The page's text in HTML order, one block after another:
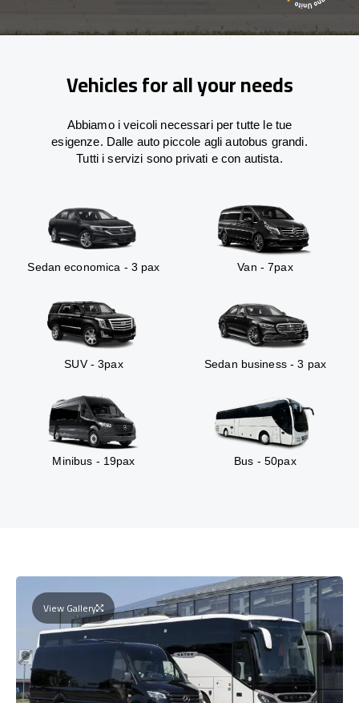
Vehicles for all your needs
Abbiamo i veicoli necessari per tutte le tue
esigenze. Dalle auto piccole agli autobus grandi.
Tutti i servizi sono privati e con autista.
Sedan economica - 3 pax Van - 7pax
SUV - 3pax Sedan business - 3 pax
Minibus - 19pax Bus - 50pax
View Gallery